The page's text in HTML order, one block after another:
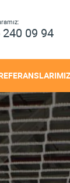
09 94